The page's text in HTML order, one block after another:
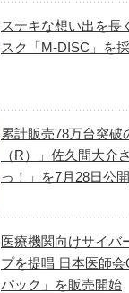
ステキな想い出を長
スク「M-DISC」を
累計販売78万台突破
（R）」佐久間大介
っ！」を7月28日公開
医療機関向けサイバ
プを提唱 日本医師
パック」を販売開始